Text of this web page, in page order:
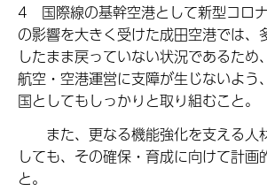
4 国際線の基幹空港として新型コロ
の影響を大きく受けた成田空港では、
したまま戻っていない状況であるため
航空・空港運営に支障が生じないよう
国としてもしっかりと取り組むこと。
また、更なる機能強化を支える人
しても、その確保・育成に向けて計画
と。